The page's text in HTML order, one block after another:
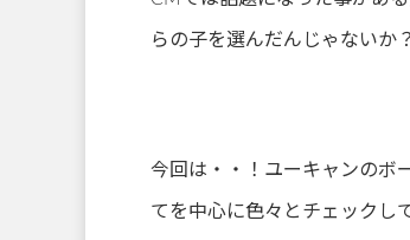
らの子を選んだんじゃないか
今回は・・！ユーキャンのボ
てを中心に色々とチェックし